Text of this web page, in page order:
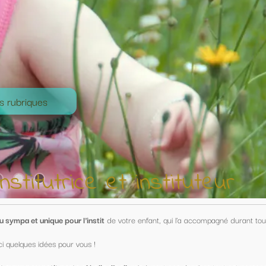
qui l'a accompagné durant toute une année !